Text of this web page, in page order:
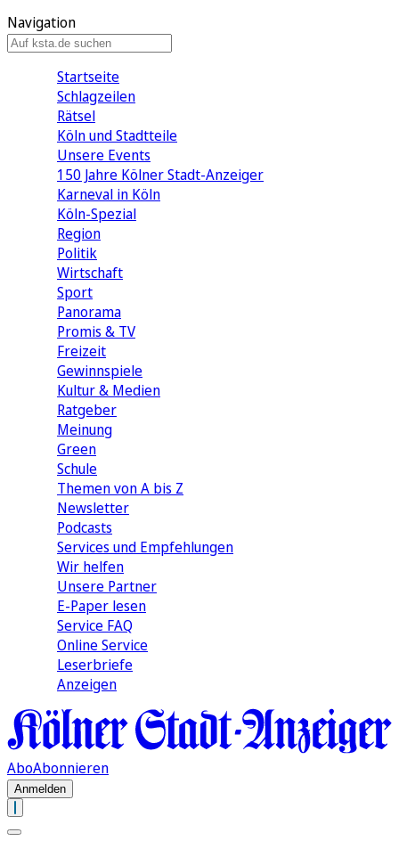
Navigation
Startseite
Schlagzeilen
Rätsel
Köln und Stadtteile
Unsere Events
150 Jahre Kölner Stadt-Anzeiger
Karneval in Köln
Köln-Spezial
Region
Politik
Wirtschaft
Sport
Panorama
Promis & TV
Freizeit
Gewinnspiele
Kultur & Medien
Ratgeber
Meinung
Green
Schule
Themen von A bis Z
Newsletter
Podcasts
Services und Empfehlungen
Wir helfen
Unsere Partner
E-Paper lesen
Service FAQ
Online Service
Leserbriefe
Anzeigen
AboAbonnieren
Anmelden